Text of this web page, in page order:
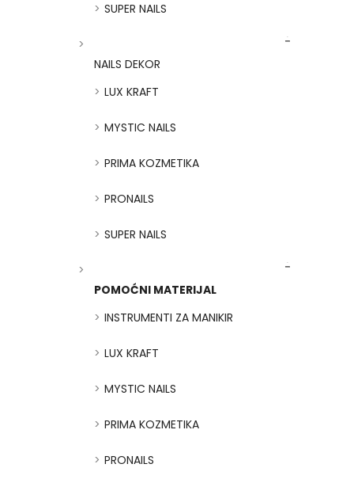
SUPER NAILS
NAILS DEKOR
LUX KRAFT
MYSTIC NAILS
PRIMA KOZMETIKA
PRONAILS
SUPER NAILS
POMOĆNI MATERIJAL
INSTRUMENTI ZA MANIKIR
LUX KRAFT
MYSTIC NAILS
PRIMA KOZMETIKA
PRONAILS